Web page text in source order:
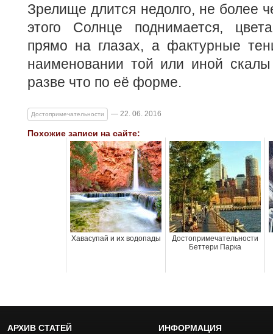
Зрелище длится недолго, не более
этого Солнце поднимается,
прямо на глазах, а фактурные
наименовании той или иной
разве что по её форме.
Достопримечательности — 22. 06. 2016
Похожие записи на сайте:
Хавасупай и их водопады
Достопримечательности
Беттери Парка
АРХИВ СТАТЕЙ ИНФОРМАЦИЯ